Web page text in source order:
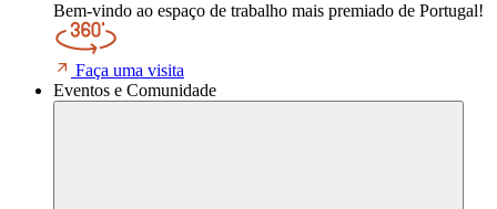
Bem-vindo ao espaço de trabalho mais premiado de Portugal!
Faça uma visita
Eventos e Comunidade